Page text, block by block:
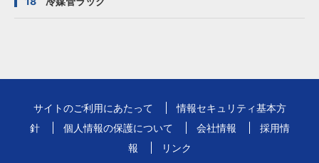
サイトのご利用にあたって
情報セキュリティ基本方
針
個人情報の保護について 会社情報
採用情
報
リンク